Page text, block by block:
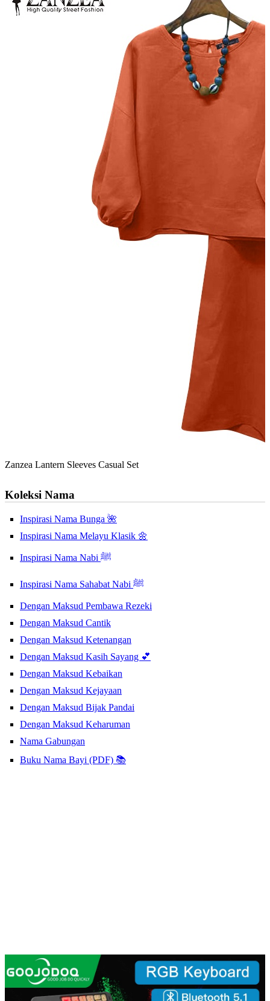
Zanzea Lantern Sleeves Casual Set
Koleksi Nama
Inspirasi Nama Bunga 🌺
Inspirasi Nama Melayu Klasik 🌼
Inspirasi Nama Nabi ﷺ
Inspirasi Nama Sahabat Nabi ﷺ
Dengan Maksud Pembawa Rezeki
Dengan Maksud Cantik
Dengan Maksud Ketenangan
Dengan Maksud Kasih Sayang 💕
Dengan Maksud Kebaikan
Dengan Maksud Kejayaan
Dengan Maksud Bijak Pandai
Dengan Maksud Keharuman
Nama Gabungan
Buku Nama Bayi (PDF) 📚